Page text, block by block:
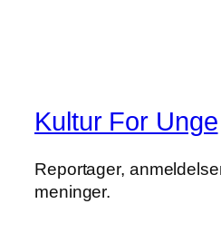
Kultur For Unge
Reportager,
meninger.